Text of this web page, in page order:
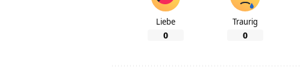
Liebe
0
Traurig
0